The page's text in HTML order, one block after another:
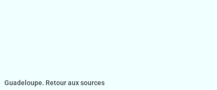
Guadeloupe. Retour aux sources